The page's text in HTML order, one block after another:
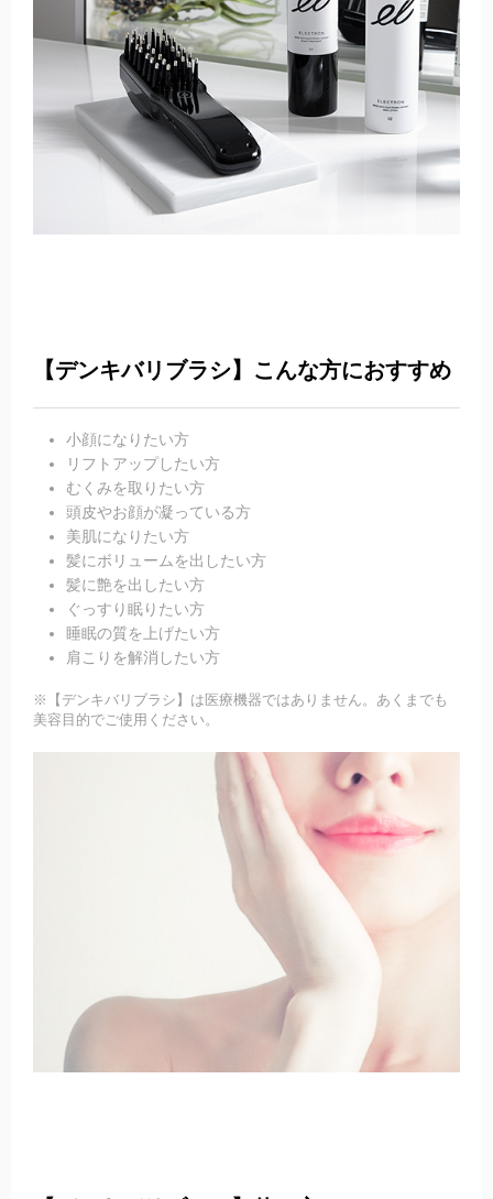
【デンキバリブラシ】こんな方におすすめ
小顔になりたい方
リフトアップしたい方
むくみを取りたい方
頭皮やお顔が凝っている方
美肌になりたい方
髪にボリュームを出したい方
髪に艶を出したい方
ぐっすり眠りたい方
睡眠の質を上げたい方
肩こりを解消したい方
※【デンキバリブラシ】は医療機器ではありません。あくまでも
美容目的でご使用ください。